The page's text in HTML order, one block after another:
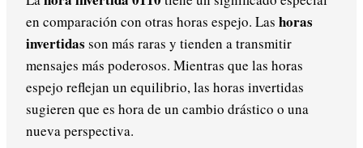
en comparación con otras horas espejo. Las horas
invertidas son más raras y tienden a transmitir
mensajes más poderosos. Mientras que las horas
espejo reflejan un equilibrio, las horas invertidas
sugieren que es hora de un cambio drástico o una
nueva perspectiva.